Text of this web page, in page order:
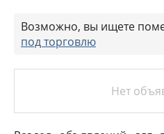
Возможно, вы ищете
под торговлю
Нет